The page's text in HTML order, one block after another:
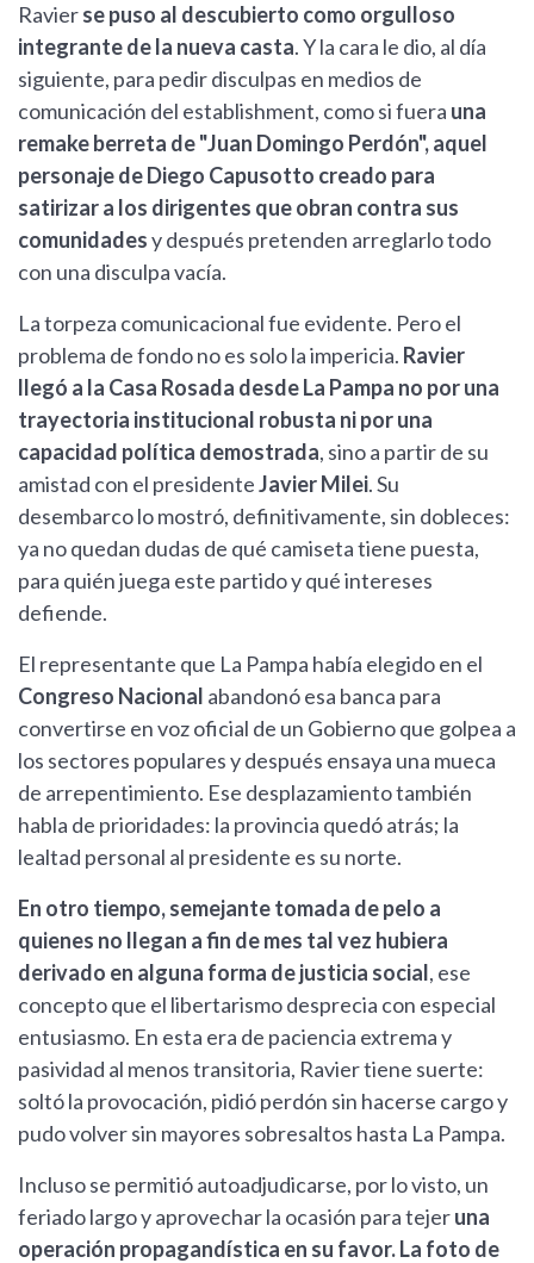
Ravierse puso al descubierto como orgulloso
integrante de la nueva casta. Y la cara le dio, al día
siguiente, para pedir disculpas en medios de
comunicación del establishment, como si fuera una
remake berreta de "Juan Domingo Perdón", aquel
personaje de Diego Capusotto creado para
satirizar a los dirigentes que obran contra sus
comunidadesy después pretenden arreglarlo todo
con una disculpa vacía.
La torpeza comunicacional fue evidente. Pero el
problema de fondo no es solo la impericia. Ravier
llegó a la Casa Rosada desde La Pampa no por una
trayectoria institucional robusta ni por una
capacidad política demostrada, sino a partir de su
amistad con el presidenteJavier Milei. Su
desembarco lo mostró, definitivamente, sin dobleces:
ya no quedan dudas de qué camiseta tiene puesta,
para quién juega este partido y qué intereses
defiende.
El representante que La Pampa había elegido en el
Congreso Nacional abandonó esa banca para
convertirse en voz oficial de un Gobierno que golpea a
los sectores populares y después ensaya una mueca
de arrepentimiento. Ese desplazamiento también
habla de prioridades: la provincia quedó atrás; la
lealtad personal al presidente es su norte.
En otro tiempo, semejante tomada de pelo a
quienes no llegan a fin de mes tal vez hubiera
derivado en alguna forma de justicia social, ese
concepto que el libertarismo desprecia con especial
entusiasmo. En esta era de paciencia extrema y
pasividad al menos transitoria, Ravier tiene suerte:
soltó la provocación, pidió perdón sin hacerse cargo y
pudo volver sin mayores sobresaltos hasta La Pampa.
Incluso se permitió autoadjudicarse, por lo visto, un
feriado largo y aprovechar la ocasión para tejeruna
operación propagandística en su favor. La foto de